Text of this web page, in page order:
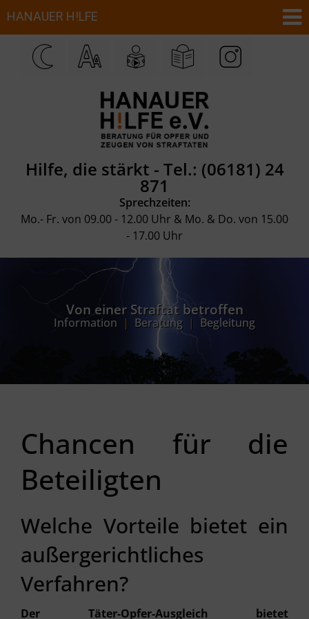
Hilfe, die stärkt - Tel.: (06181) 24
871
Sprechzeiten:
Mo.- Fr. von 09.00 - 12.00 Uhr & Mo. & Do. von 15.00
- 17.00 Uhr
Von einer Straftat betroffen
Information | Beratung | Begleitung
Chancen für die
Beteiligten
Welche Vorteile bietet ein
außergerichtliches
Verfahren?
Der Täter-Opfer-Ausgleich bietet